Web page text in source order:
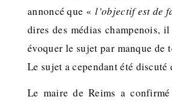
annoncé que «l’objectif est de
dires des médias champenois,
évoquer le sujet par manque de
Le sujet a cependant été
Le maire de Reims a